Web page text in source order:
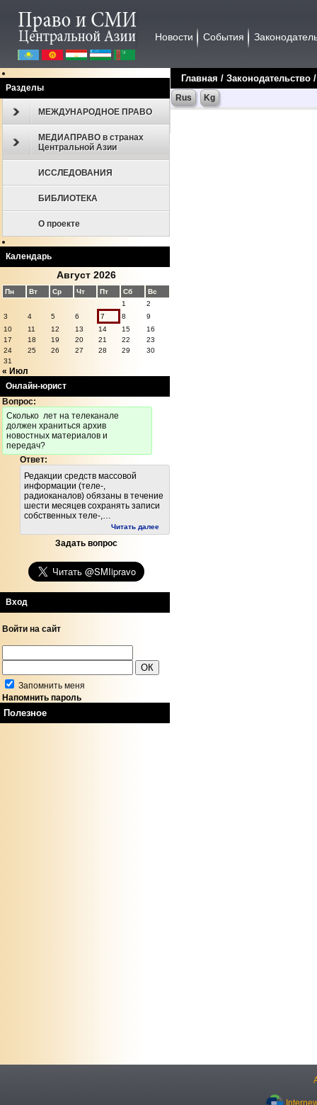
Новости События
Разделы
МЕЖДУНАРОДНОЕ ПРАВО
МЕДИАПРАВО в странах
Центральной Азии
ИССЛЕДОВАНИЯ
БИБЛИОТЕКА
О проекте
Календарь
Август 2026
Пн Вт Ср Чт Пт Сб
Вс
1
2
3
4 5 6 7 8
9
10
11 12 13 14 15
16
17
18 19 20 21 22
23
24
25 26 27 28 29
30
31
« Июл
Онлайн-юрист
Вопрос:
Cколько лет на телеканале
должен храниться архив
новостных материалов и
передач?
Ответ:
Редакции средств массовой
информации (теле-,
радиоканалов) обязаны в течение
шести месяцев сохранять записи
собственных теле-,…
Читать далее
Задать вопрос
Вход
Войти на сайт
Запомнить меня
Напомнить пароль
Полезное
Главная / Законодательство
Rus Kg